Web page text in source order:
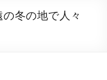
冬の地で人々